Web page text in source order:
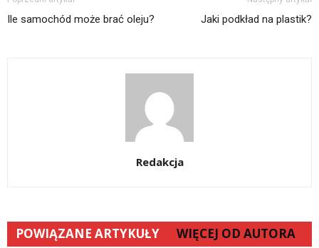
Ile samochód może brać oleju? Jaki podkład na plastik?
Redakcja
POWIĄZANE ARTYKUŁY WIĘCEJ OD AUTORA